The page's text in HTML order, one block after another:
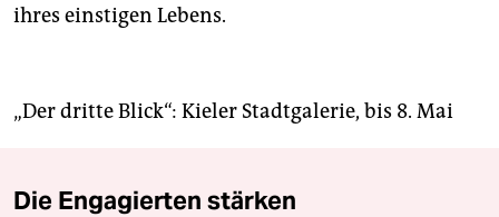
ihres einstigen Lebens.
„Der dritte Blick“: Kieler Stadtgalerie, bis 8. Mai
Die Engagierten stärken